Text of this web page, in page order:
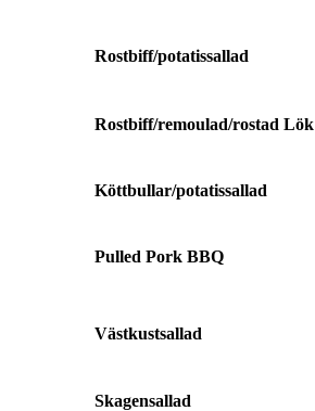
Rostbiff/potatissallad
Rostbiff/remoulad/rostad Lök
Köttbullar/potatissallad
Pulled Pork BBQ
Västkustsallad
Skagensallad